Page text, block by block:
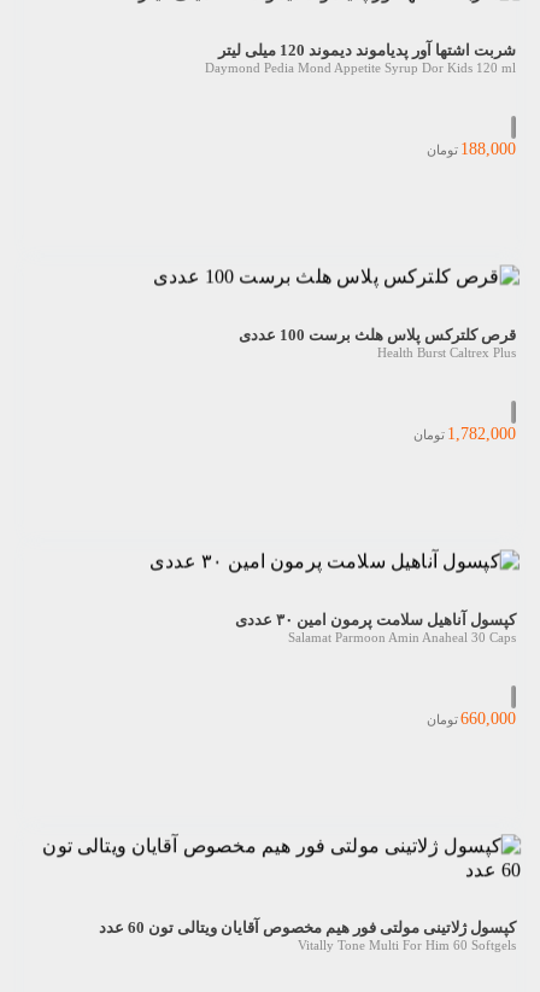
شربت اشتها آور پدیاموند دیموند 120 میلی لیتر
Daymond Pedia Mond Appetite Syrup Dor Kids 120 ml
188,000 تومان
قرص کلترکس پلاس هلث برست 100 عددی
Health Burst Caltrex Plus
1,782,000 تومان
کپسول آناهیل سلامت پرمون امین ۳۰ عددی
Salamat Parmoon Amin Anaheal 30 Caps
660,000تومان
کپسول ژلاتینی مولتی فور هیم مخصوص آقایان ویتالی تون 60 عدد
Vitally Tone Multi For Him 60 Softgels